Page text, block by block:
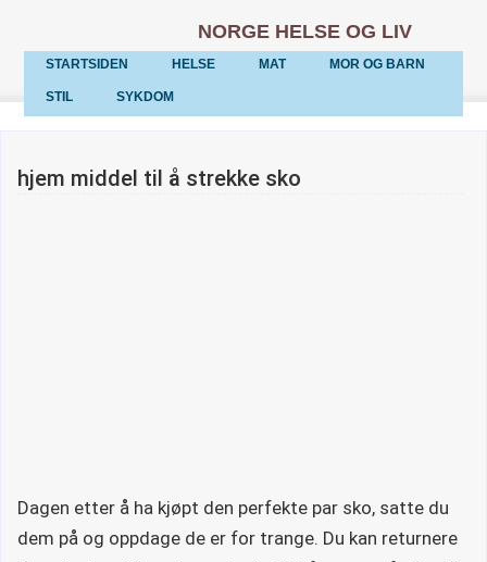
NORGE HELSE OG LIV
STARTSIDEN HELSE MAT MOR OG BARN
STIL SYKDOM
hjem middel til å strekke sko
Dagen etter å ha kjøpt den perfekte par sko, satte du
dem på og oppdage de er for trange. Du kan returnere